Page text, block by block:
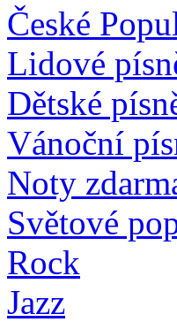
České
Lidové
Dětské
Vánoční
Noty
Světové
Rock
Jazz